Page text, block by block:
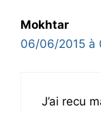
Mokhtar
06/06/2015 à
J’ai recu